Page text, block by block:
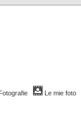
Le mie foto